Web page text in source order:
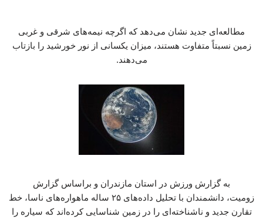
مطالعه‌ای جدید نشان می‌دهد که اگرچه نیمه‌های شرقی و غربی
زمین نسبتاً متفاوت هستند، میزان یکسانی از نور خورشید را بازتاب
می‌دهند.
به گزارش ورزش در استان مازندران و براساس گزارش
زومیت، دانشمندان با تحلیل داده‌های ۲۵ ساله ماهواره‌های ناسا، خط
تقارن جدید و ناشناخته‌ای را در زمین شناسایی کرده‌اند که سیاره را